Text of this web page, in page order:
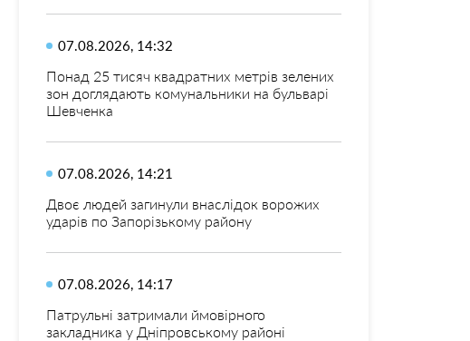
07.08.2026, 14:32
Понад 25 тисяч квадратних метрів зелених
зон доглядають комунальники на бульварі
Шевченка
07.08.2026, 14:21
Двоє людей загинули внаслідок ворожих
ударів по Запорізькому району
07.08.2026, 14:17
Патрульні затримали ймовірного
закладника у Дніпровському районі